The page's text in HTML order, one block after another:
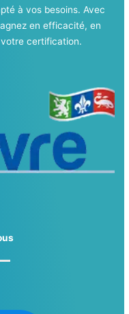
à vos besoins. Avec
en efficacité, en
certification.